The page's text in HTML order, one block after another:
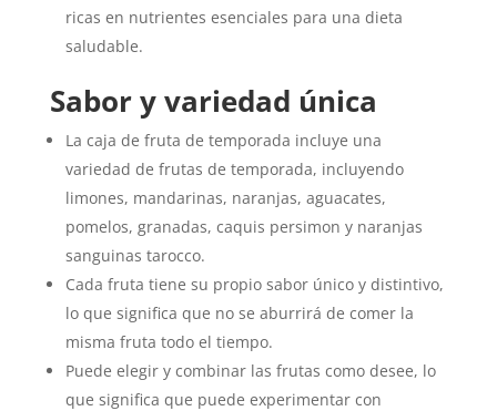
ricas en nutrientes esenciales para una dieta
saludable.
Sabor y variedad única
La caja de fruta de temporada incluye una
variedad de frutas de temporada, incluyendo
limones, mandarinas, naranjas, aguacates,
pomelos, granadas, caquis persimon y naranjas
sanguinas tarocco.
Cada fruta tiene su propio sabor único y distintivo,
lo que significa que no se aburrirá de comer la
misma fruta todo el tiempo.
Puede elegir y combinar las frutas como desee, lo
que significa que puede experimentar con